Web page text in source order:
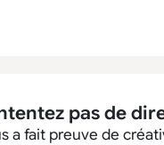
pas de
a fait preuve de